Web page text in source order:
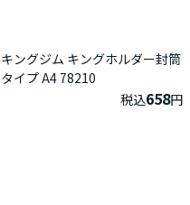
キングジム キングホルダー封筒
タイプ A4 78210
税込658円